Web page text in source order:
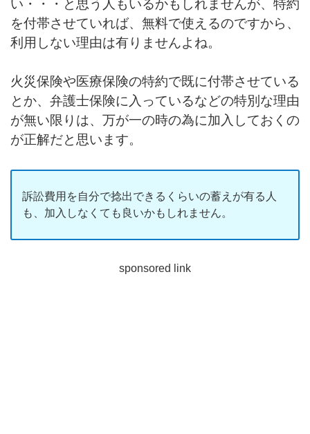
い・・・と思う人もいるかもしれませんが、特約
を付帯させていれば、無料で使えるのですから、
利用しない理由は有りませんよね。
火災保険や医療保険の特約で既に付帯させている
とか、弁護士保険に入っているなどの特別な理由
が無い限りは、万が一の時の為に加入しておくの
が正解だと思います。
訴訟費用を自分で捻出できるくらいの蓄えが有る人
も、加入しなくても良いかもしれません。
sponsored link